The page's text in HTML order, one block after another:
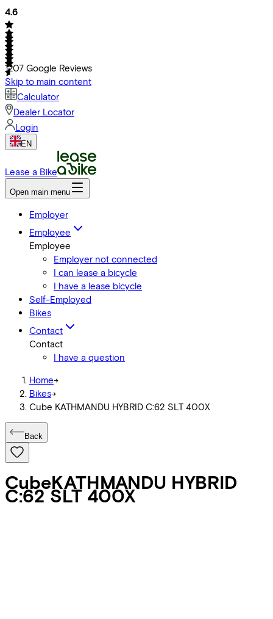
4.6
1207 Google Reviews
Skip to main content
Calculator
Dealer Locator
Login
EN
Lease a Bike
Open main menu
Employer
Employee
Employee
Employer not connected
I can lease a bicycle
I have a lease bicycle
Self-Employed
Bikes
Contact
Contact
I have a question
Home->
Bikes->
Cube KATHMANDU HYBRID C:62 SLT 400X
Back
CubeKATHMANDU HYBRID
C:62 SLT 400X